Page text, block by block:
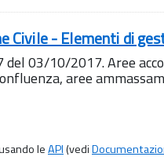
Civile - Elementi di
03/10/2017. Aree
aree
leAPI(vedi